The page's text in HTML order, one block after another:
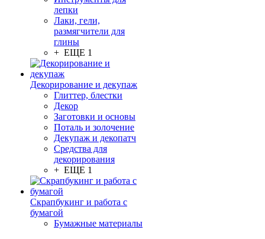
лепки
Лаки, гели,
размягчители для
глины
+ ЕЩЕ 1
Декорирование и декупаж
Глиттер, блестки
Декор
Заготовки и основы
Поталь и золочение
Декупаж и декопатч
Средства для
декорирования
+ ЕЩЕ 1
Скрапбукинг и работа с
бумагой
Бумажные материалы